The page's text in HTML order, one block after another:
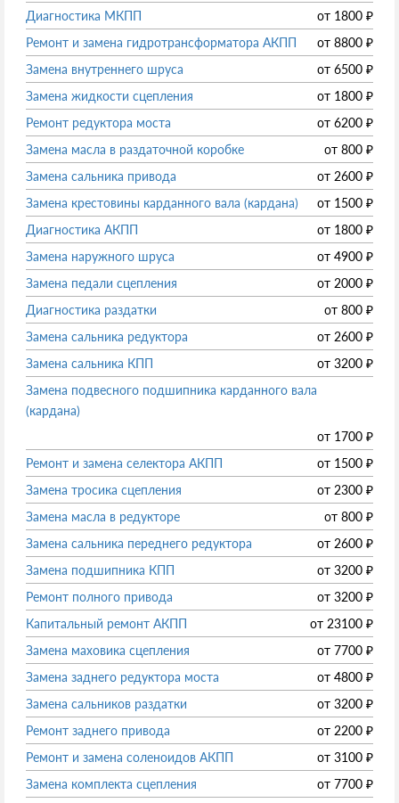
Диагностика МКПП
от 1800 ₽
Ремонт и замена гидротрансформатора АКПП
от 8800 ₽
Замена внутреннего шруса
от 6500 ₽
Замена жидкости сцепления
от 1800 ₽
Ремонт редуктора моста
от 6200 ₽
Замена масла в раздаточной коробке
от 800 ₽
Замена сальника привода
от 2600 ₽
Замена крестовины карданного вала (кардана)
от 1500 ₽
Диагностика АКПП
от 1800 ₽
Замена наружного шруса
от 4900 ₽
Замена педали сцепления
от 2000 ₽
Диагностика раздатки
от 800 ₽
Замена сальника редуктора
от 2600 ₽
Замена сальника КПП
от 3200 ₽
Замена подвесного подшипника карданного вала
(кардана)
от 1700 ₽
Ремонт и замена селектора АКПП
от 1500 ₽
Замена тросика сцепления
от 2300 ₽
Замена масла в редукторе
от 800 ₽
Замена сальника переднего редуктора
от 2600 ₽
Замена подшипника КПП
от 3200 ₽
Ремонт полного привода
от 3200 ₽
Капитальный ремонт АКПП
от 23100 ₽
Замена маховика сцепления
от 7700 ₽
Замена заднего редуктора моста
от 4800 ₽
Замена сальников раздатки
от 3200 ₽
Ремонт заднего привода
от 2200 ₽
Ремонт и замена соленоидов АКПП
от 3100 ₽
Замена комплекта сцепления
от 7700 ₽